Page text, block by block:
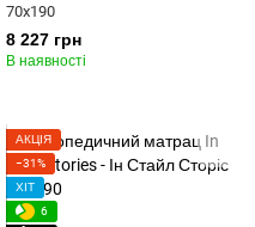
70x190
8 227 грн
В наявності
АКЦІЯ
−31%
ХІТ
6